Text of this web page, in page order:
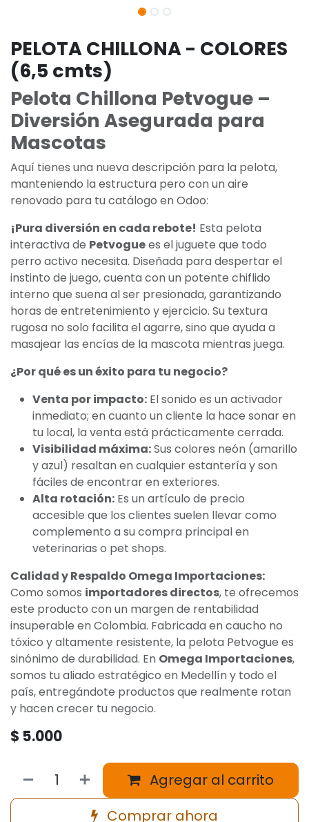
PELOTA CHILLONA - COLORES
(6,5 cmts)
Pelota Chillona Petvogue –
Diversión Asegurada para
Mascotas
Aquí tienes una nueva descripción para la pelota,
manteniendo la estructura pero con un aire
renovado para tu catálogo en Odoo:
¡Pura diversión en cada rebote! Esta pelota
interactiva de Petvoguees el juguete que todo
perro activo necesita. Diseñada para despertar el
instinto de juego, cuenta con un potente chiflido
interno que suena al ser presionada, garantizando
horas de entretenimiento y ejercicio. Su textura
rugosa no solo facilita el agarre, sino que ayuda a
masajear las encías de la mascota mientras juega.
¿Por qué es un éxito para tu negocio?
Venta por impacto: El sonido es un activador
inmediato; en cuanto un cliente la hace sonar en
tu local, la venta está prácticamente cerrada.
Visibilidad máxima:Sus colores neón (amarillo
y azul) resaltan en cualquier estantería y son
fáciles de encontrar en exteriores.
Alta rotación: Es un artículo de precio
accesible que los clientes suelen llevar como
complemento a su compra principal en
veterinarias o pet shops.
Calidad y Respaldo Omega Importaciones:
Como somos importadores directos, te ofrecemos
este producto con un margen de rentabilidad
insuperable en Colombia. Fabricada en caucho no
tóxico y altamente resistente, la pelota Petvogue es
sinónimo de durabilidad. En Omega Importaciones,
somos tu aliado estratégico en Medellín y todo el
país, entregándote productos que realmente rotan
y hacen crecer tu negocio.
$ 5.000
Agregar al carrito
Comprar ahora